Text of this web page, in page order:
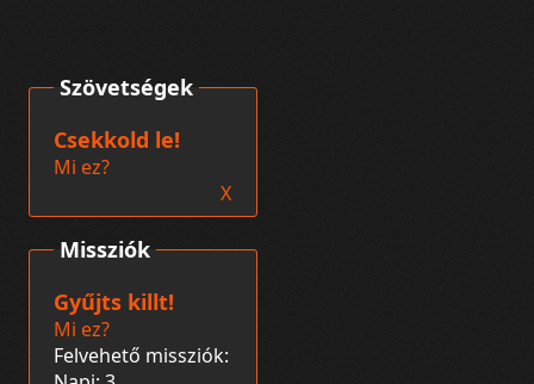
Missziók
Gyűjts killt!
Mi ez?
Felvehető missziók:
Szövetségek
Csekkold le!
Mi ez?
X